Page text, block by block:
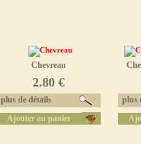
Chevreau
2.80 €
plus de détails
Ajouter au panier
plus